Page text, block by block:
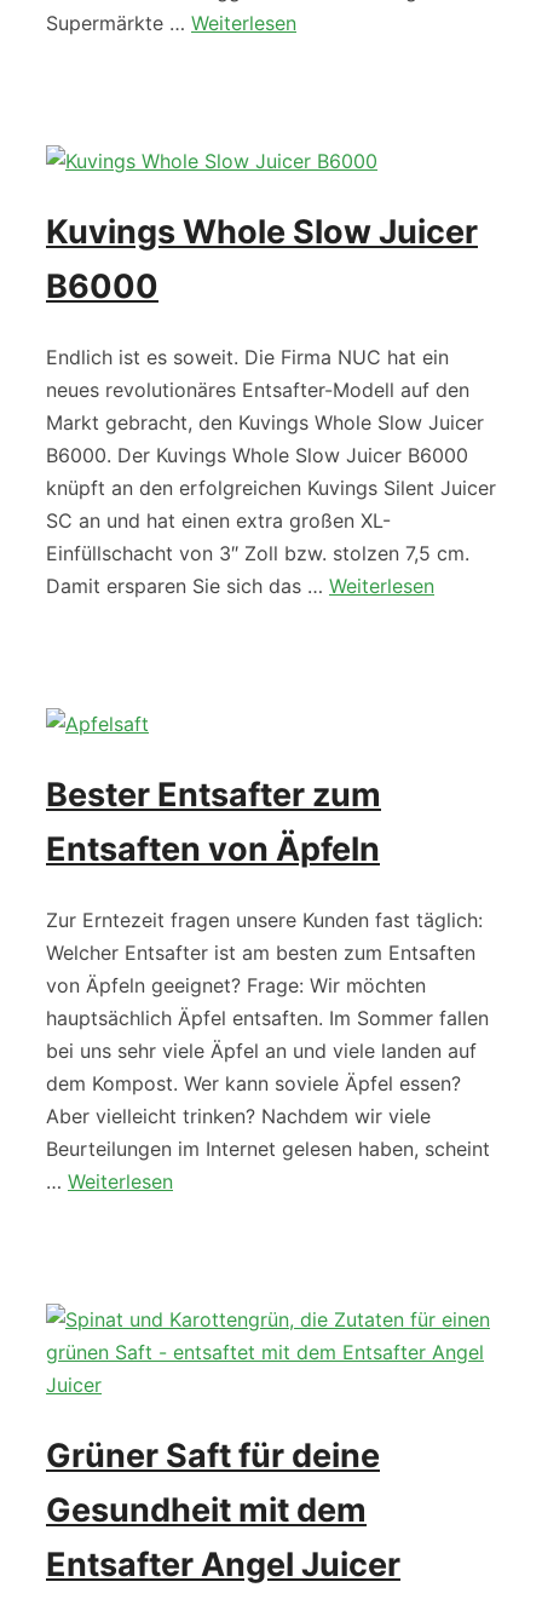
Supermärkte … Weiterlesen
Kuvings Whole Slow Juicer
B6000
Endlich ist es soweit. Die Firma NUC hat ein
neues revolutionäres Entsafter-Modell auf den
Markt gebracht, den Kuvings Whole Slow Juicer
B6000. Der Kuvings Whole Slow Juicer B6000
knüpft an den erfolgreichen Kuvings Silent Juicer
SC an und hat einen extra großen XL-
Einfüllschacht von 3″ Zoll bzw. stolzen 7,5 cm.
Damit ersparen Sie sich das … Weiterlesen
Bester Entsafter zum
Entsaften von Äpfeln
Zur Erntezeit fragen unsere Kunden fast täglich:
Welcher Entsafter ist am besten zum Entsaften
von Äpfeln geeignet? Frage: Wir möchten
hauptsächlich Äpfel entsaften. Im Sommer fallen
bei uns sehr viele Äpfel an und viele landen auf
dem Kompost. Wer kann soviele Äpfel essen?
Aber vielleicht trinken? Nachdem wir viele
Beurteilungen im Internet gelesen haben, scheint
… Weiterlesen
Grüner Saft für deine
Gesundheit mit dem
Entsafter Angel Juicer